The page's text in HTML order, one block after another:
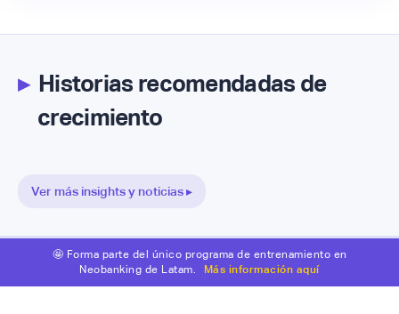
▸Historias recomendadas de
crecimiento
Ver más insights y noticias ▸
🤩 Forma parte del único programa de entrenamiento en
Neobanking de Latam.
Más información aquí